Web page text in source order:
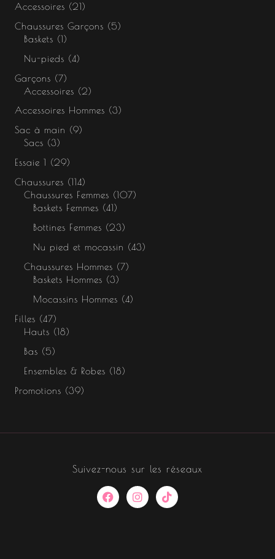
Accessoires
21
Chaussures Garçons
5
Baskets
1
Nu-pieds
4
Garçons
7
Accessoires
2
Accessoires Hommes
3
Sac à main
9
Sacs
3
Essaie 1
29
Chaussures
114
Chaussures Femmes
107
Baskets Femmes
41
Bottines Femmes
23
Nu pied et mocassin
43
Chaussures Hommes
7
Baskets Hommes
3
Mocassins Hommes
4
Filles
47
Hauts
18
Bas
5
Ensembles & Robes
18
Promotions
39
Suivez-nous sur les réseaux
F
a
I
n
T
i